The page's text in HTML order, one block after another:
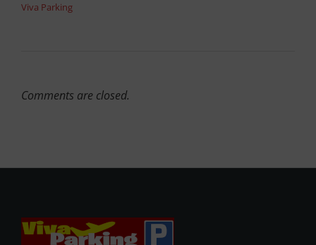
Viva Parking
Comments are closed.